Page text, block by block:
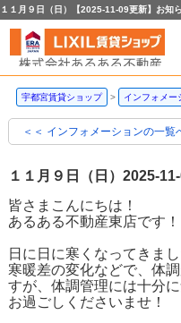
１１月９日（日）【2025-11-09更新】お知
宇都宮賃貸ショップ インフォメー
＜＜ インフォメーションの一覧
１１月９日（日） 2025-
皆さまこんにちは！
あるある不動産東店です！
日に日に寒くなってきまし
寒暖差の変化などで、体
すが、体調管理には十分
お過ごしくださいませ！